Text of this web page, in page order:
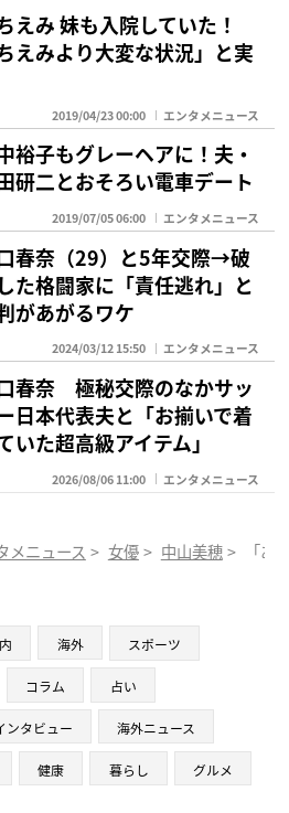
えみ 妹も入院していた！
ちえみより大変な状況」と実
2019/04/23 00:00 エンタメニュース
裕子もグレーヘアに！夫・
研二とおそろい電車デート
2019/07/05 06:00 エンタメニュース
春奈（29）と5年交際→破
た格闘家に「責任逃れ」と
があがるワケ
2024/03/12 15:50 エンタメニュース
春奈 極秘交際のなかサッ
日本代表夫と「お揃いで着
いた超高級アイテム」
2026/08/06 11:00 エンタメニュース
メニュース > 女優 > 中山美穂 > 「
海外 スポーツ
コラム 占い
ンタビュー 海外ニュース
健康 暮らし グルメ